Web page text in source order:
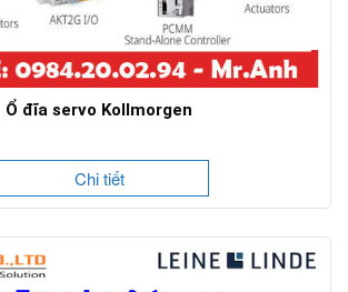
Ổ đĩa servo Kollmorgen
Chi tiết